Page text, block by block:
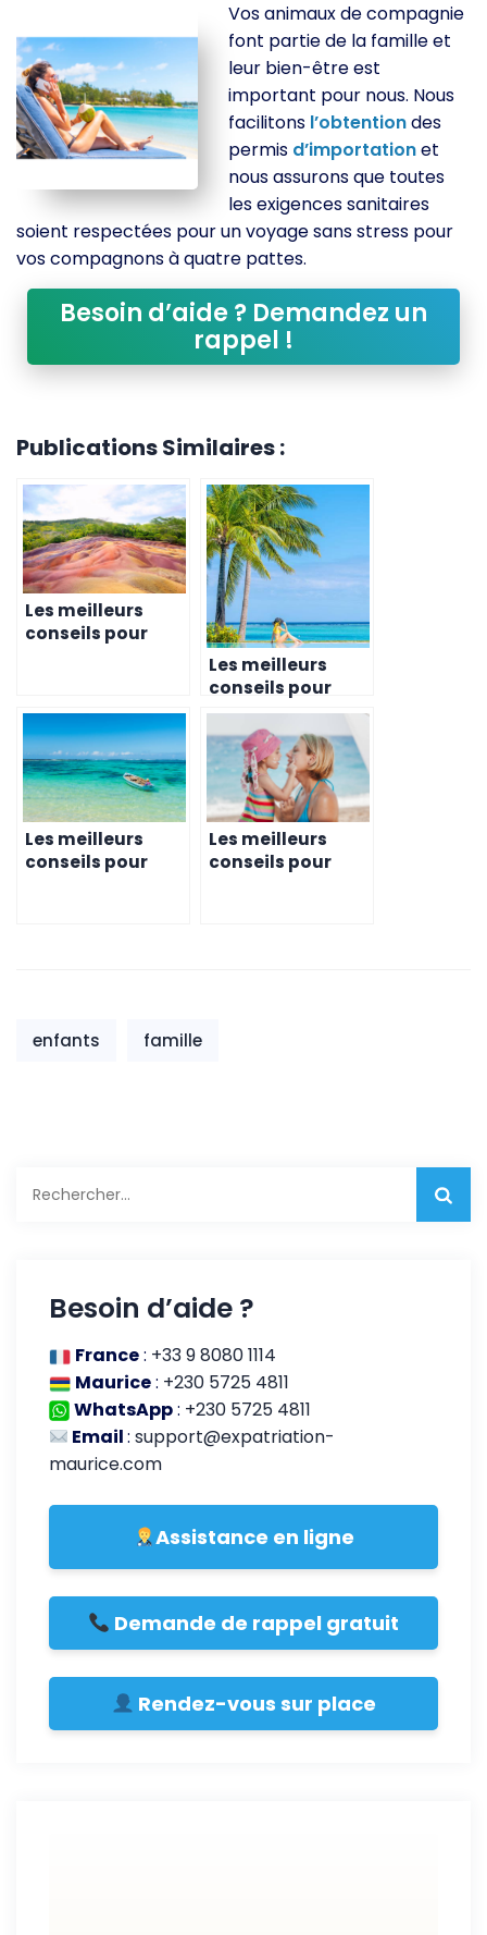
Vos animaux de compagnie
font partie de la famille et
leur bien-être est
important pour nous. Nous
facilitons l’obtentiondes
permis d’importationet
nous assurons que toutes
les exigences sanitaires
soient respectées pour un voyage sans stress pour
vos compagnons à quatre pattes.
Besoin d’aide ? Demandez un
rappel !
Publications Similaires :
Les meilleurs
conseils pour
Les meilleurs
conseils pour
éduquer votre
famille tout en
créant une
entreprise
prospère à l’île
Maurice
Les meilleurs
conseils pour
Les meilleurs
conseils pour
enfants famille
Besoin d’aide ?
France: +33 9 8080 1114
Maurice: +230 5725 4811
WhatsApp: +230 5725 4811
Email:support@expatriation-
maurice.com
Assistance en ligne
Demande de rappel gratuit
Rendez-vous sur place